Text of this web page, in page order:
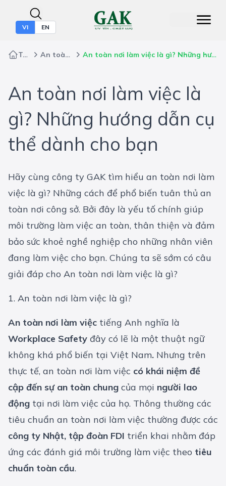
VI EN
Trang chủ An toàn lao động An toàn nơi làm việc là gì? Những hướng dẫn cụ thể dành cho bạn
An toàn nơi làm việc là
gì? Những hướng dẫn cụ
thể dành cho bạn
Hãy cùng công ty GAK tìm hiểu an toàn nơi làm
việc là gì? Những cách để phổ biến tuân thủ an
toàn nơi công sở. Bởi đây là yếu tố chính giúp
môi trường làm việc an toàn, thân thiện và đảm
bảo sức khoẻ nghề nghiệp cho những nhân viên
đang làm việc cho bạn. Chúng ta sẽ sớm có câu
giải đáp cho An toàn nơi làm việc là gì?
1. An toàn nơi làm việc là gì?
An toàn nơi làm việc tiếng Anh nghĩa là
Workplace Safety đây có lẽ là một thuật ngữ
không khá phổ biến tại Việt Nam. Nhưng trên
thực tế, an toàn nơi làm việc có khái niệm đề
cập đến sự an toàn chung của mọi người lao
động tại nơi làm việc của họ. Thông thường các
tiêu chuẩn an toàn nơi làm việc thường được các
công ty Nhật, tập đoàn FDI triển khai nhằm đáp
ứng các đánh giá môi trường làm việc theo tiêu
chuẩn toàn cầu.